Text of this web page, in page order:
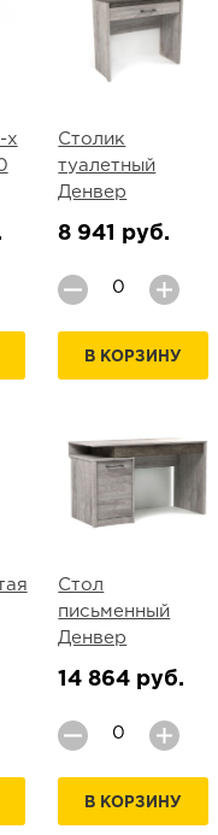
х
Столик
туалетный
Денвер
8 941 руб.
В КОРЗИНУ
Стол
письменный
Денвер
14 864 руб.
В КОРЗИНУ